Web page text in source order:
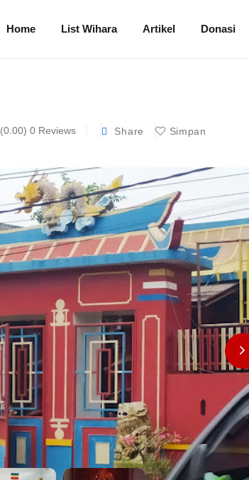
Home List Wihara Artikel Donasi
(0.00) 0 Reviews Share Simpan